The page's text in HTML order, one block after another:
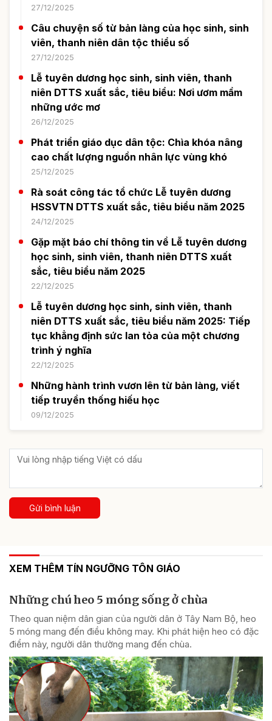
27/12/2025
Câu chuyện số từ bản làng của học sinh, sinh
viên, thanh niên dân tộc thiểu số
27/12/2025
Lễ tuyên dương học sinh, sinh viên, thanh
niên DTTS xuất sắc, tiêu biểu: Nơi ươm mầm
những ước mơ
26/12/2025
Phát triển giáo dục dân tộc: Chìa khóa nâng
cao chất lượng nguồn nhân lực vùng khó
25/12/2025
Rà soát công tác tổ chức Lễ tuyên dương
HSSVTN DTTS xuất sắc, tiêu biểu năm 2025
24/12/2025
Gặp mặt báo chí thông tin về Lễ tuyên dương
học sinh, sinh viên, thanh niên DTTS xuất
sắc, tiêu biểu năm 2025
22/12/2025
Lễ tuyên dương học sinh, sinh viên, thanh
niên DTTS xuất sắc, tiêu biểu năm 2025: Tiếp
tục khẳng định sức lan tỏa của một chương
trình ý nghĩa
22/12/2025
Những hành trình vươn lên từ bản làng, viết
tiếp truyền thống hiếu học
09/12/2025
Gửi bình luận
XEM THÊM TÍN NGƯỠNG TÔN GIÁO
Những chú heo 5 móng sống ở chùa
Theo quan niệm dân gian của người dân ở Tây Nam Bộ, heo
5 móng mang đến điều không may. Khi phát hiện heo có đặc
điểm này, người dân thường mang đến chùa.